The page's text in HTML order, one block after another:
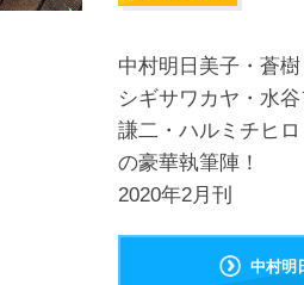
中村明日美子・蒼
シギサワカヤ・水
謙二・ハルミチヒ
の豪華執筆陣！
2020年2月刊
中村明